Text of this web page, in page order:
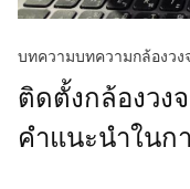
บทความบทความกล้องวง
ติดตั้งกล้องวง
คำแนะนำในก